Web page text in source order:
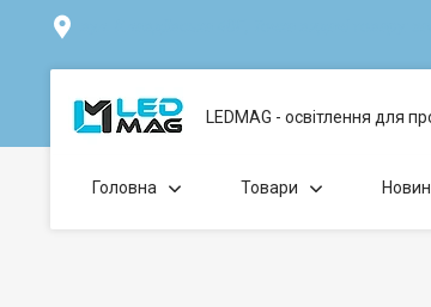
LEDMAG - освітлення для
Головна Товари